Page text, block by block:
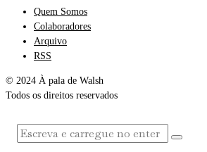
Quem Somos
Colaboradores
Arquivo
RSS
© 2024 À pala de Walsh
Todos os direitos reservados